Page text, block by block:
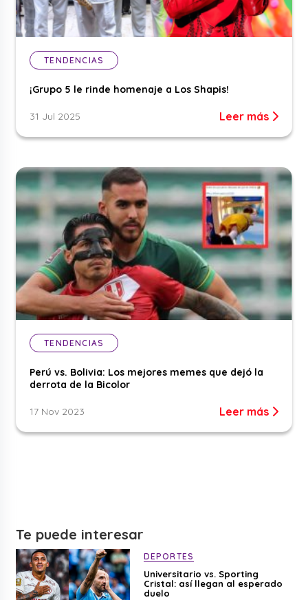
TENDENCIAS
¡Grupo 5 le rinde homenaje a Los Shapis!
31 Jul 2025 Leer más
TENDENCIAS
Perú vs. Bolivia: Los mejores memes que dejó la
derrota de la Bicolor
17 Nov 2023 Leer más
Te puede interesar
DEPORTES
Universitario vs. Sporting
Cristal: así llegan al esperado
duelo